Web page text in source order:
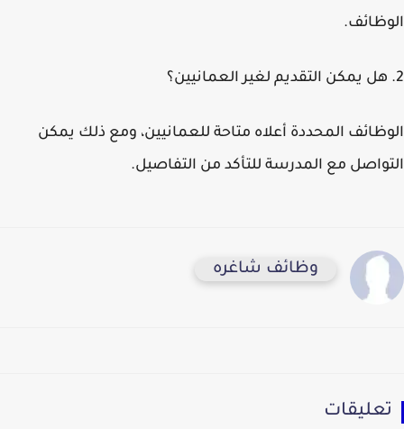
الوظائف.
2. هل يمكن التقديم لغير العمانيين؟
الوظائف المحددة أعلاه متاحة للعمانيين، ومع ذلك يمكن
التواصل مع المدرسة للتأكد من التفاصيل.
وظائف شاغره
تعليقات